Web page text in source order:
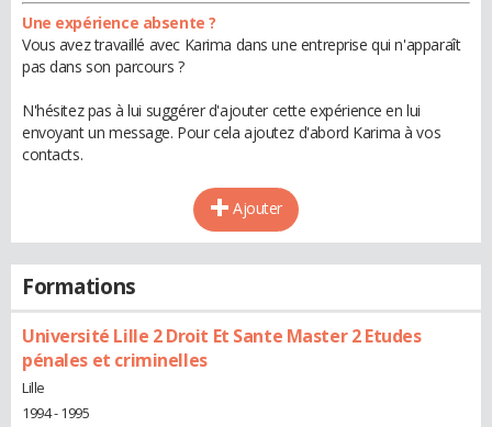
Une expérience absente ?
Vous avez travaillé avec Karima dans une entreprise qui n'apparaît
pas dans son parcours ?
N'hésitez pas à lui suggérer d'ajouter cette expérience en lui
envoyant un message. Pour cela ajoutez d'abord Karima à vos
contacts.
Ajouter
Formations
Université Lille 2 Droit Et Sante Master 2 Etudes
pénales et criminelles
Lille
1994 - 1995